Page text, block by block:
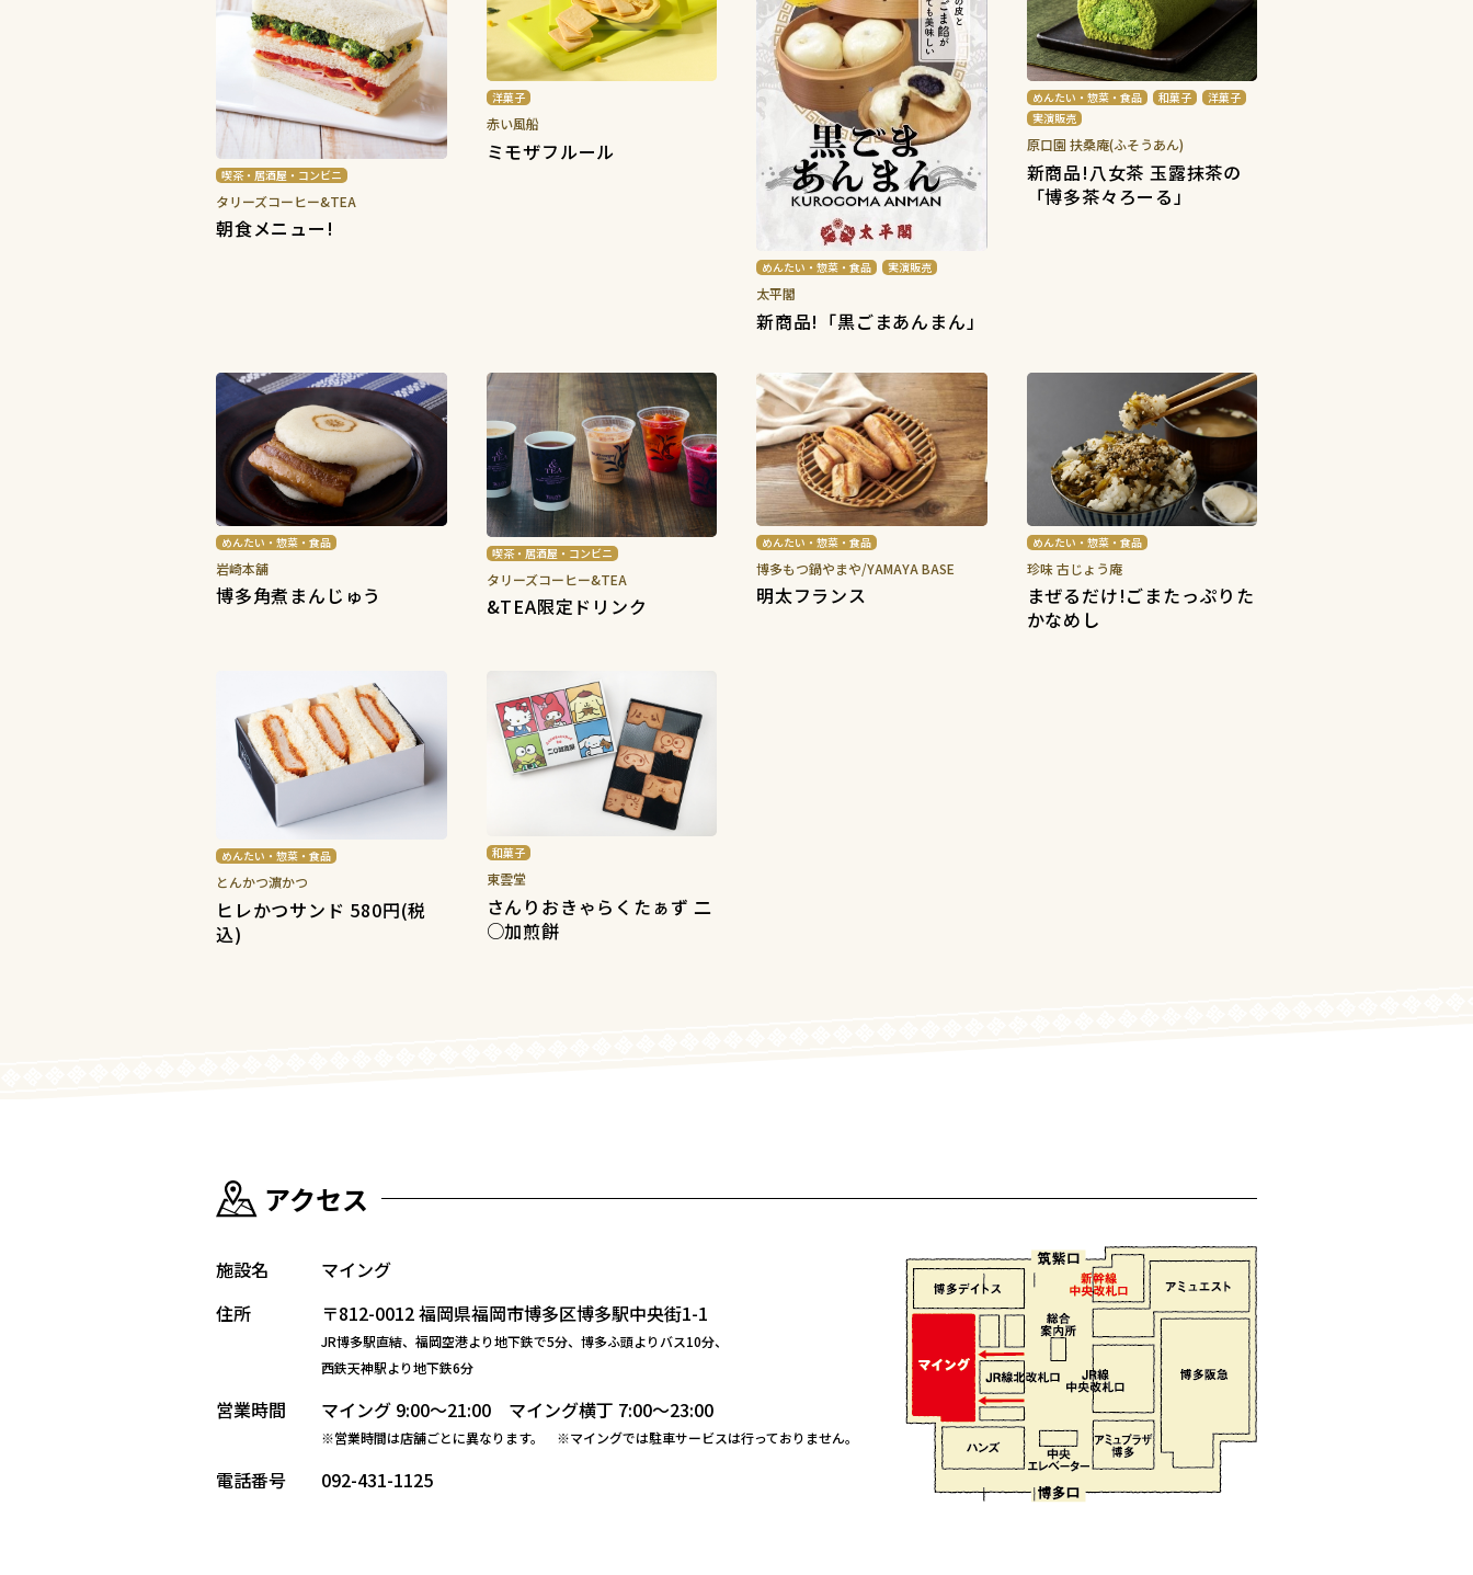
喫茶・居酒屋・コンビニ
タリーズコーヒー&TEA
朝食メニュー!
洋菓子
赤い風船
ミモザフルール
めんたい・惣菜・食品 実演販売
太平閣
新商品!「黒ごまあんまん」
めんたい・惣菜・食品 和菓子
洋菓子
実演販売
原口園 扶桑庵(ふそうあん)
新商品!八女茶 玉露抹茶の
「博多茶々ろーる」
めんたい・惣菜・食品
岩崎本舗
博多角煮まんじゅう
喫茶・居酒屋・コンビニ
タリーズコーヒー&TEA
&TEA限定ドリンク
めんたい・惣菜・食品
博多もつ鍋やまや/YAMAYA BASE
明太フランス
めんたい・惣菜・食品
珍味 古じょう庵
まぜるだけ!ごまたっぷりた
かなめし
めんたい・惣菜・食品
とんかつ濵かつ
ヒレかつサンド 580円(税
込)
和菓子
東雲堂
さんりおきゃらくたぁず 二
○加煎餅
アクセス
施設名
マイング
住所
〒812-0012福岡県福岡市博多区博多駅中央街1-1
JR博多駅直結、福岡空港より地下鉄で5分、博多ふ頭よりバス10分、
西鉄天神駅より地下鉄6分
営業時間 マイング 9:00～21:00 マイング横丁 7:00～23:00
※営業時間は店舗ごとに異なります。 ※マイングでは駐車サービスは行っておりません。
電話番号 092-431-1125